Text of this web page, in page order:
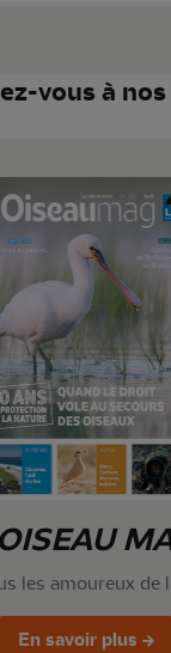
vous à
les amoureux de
En savoir plus